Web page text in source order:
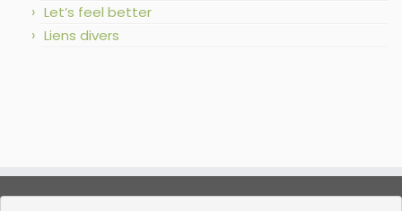
Let’s feel better
Liens divers